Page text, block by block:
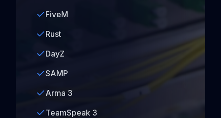
FiveM
Rust
DayZ
SAMP
Arma 3
TeamSpeak 3